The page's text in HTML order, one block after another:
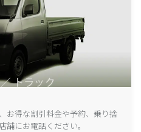
お得な割引料金や予約、乗り捨
舗にお電話ください。